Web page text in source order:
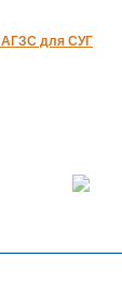
АГЗС для СУГ